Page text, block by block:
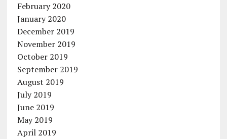
February 2020
January 2020
December 2019
November 2019
October 2019
September 2019
August 2019
July 2019
June 2019
May 2019
April 2019